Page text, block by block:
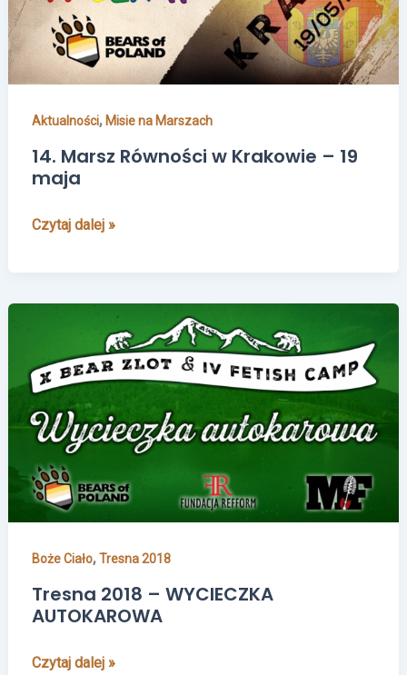
Aktualności, Misie na Marszach
14. Marsz Równości w Krakowie – 19
maja
maja
Czytaj dalej »
Boże Ciało,Tresna 2018
Tresna 2018 – WYCIECZKA
AUTOKAROWA
–
WYCIECZKA
AUTOKAROWA
Czytaj dalej »